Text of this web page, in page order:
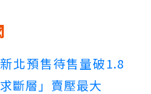
北預售待售量破1.8
斷層」賣壓最大